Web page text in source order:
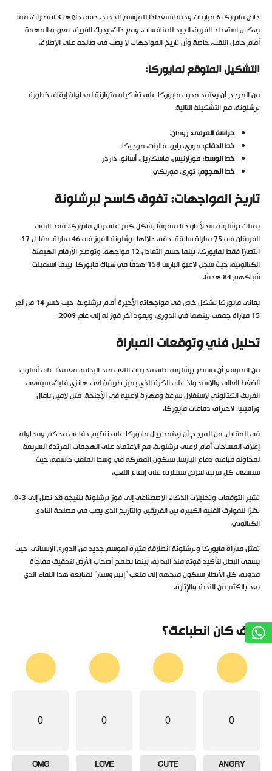
خاض مايوركا 6 مباريات ودية استعدادًا للموسم الجديد، حقق خلالها 3 انتصارات، مما
يعكس استعداد الفريق الجيد للمنافسات. ومع ذلك، يدرك الفريق صعوبة المهمة
أمام حامل اللقب، خاصة وأن تاريخ المواجهات لا يصب في صالحه على الإطلاق.
التشكيل المتوقع لمايوركا:
من المرجح أن يعتمد مدرب مايوركا على تشكيلة متوازنة لمحاولة إيقاف خطورة
برشلونة، مع التشكيلة التالية:
حراسة المرمى:رومان.
خط الدفاع:موري، رايو، فالينت، موجيكا.
خط الوسط:مورلانيس، ماسكاريل، أسانو، داردر.
خط الهجوم:توري، موريكي.
تاريخ المواجهات: تفوق كاسح لبرشلونة
يمتلك برشلونة سجلاً تاريخيًا متفوقًا بشكل كبير على ريال مايوركا. فقد التقى
الفريقان في 75 مباراة سابقة، حقق خلالها برشلونة الفوز في 46 مباراة، مقابل 17
انتصارًا فقط لمايوركا، بينما حسم التعادل 12 مواجهة. وتوضح الأرقام الهيمنة
الكتالونية، حيث سجل لاعبو البارسا 158 هدفًا في شباك مايوركا، بينما استقبلت
شباكهم 84 هدفًا.
يعاني مايوركا بشكل خاص في مواجهاته الأخيرة أمام برشلونة، حيث خسر 14 من آخر
15 مباراة جمعت بينهما في الدوري، ويعود آخر فوز له إلى عام 2009.
تحليل فني وتوقعات المباراة
من المتوقع أن يسيطر برشلونة على مجريات اللعب منذ البداية، معتمدًا على أسلوب
الضغط العالي والاستحواذ على الكرة الذي يميز طريقة لعب هانزي فليك. سيسعى
الفريق الكتالوني لاستغلال سرعة ومهارة لاعبيه في الأجنحة، مثل لامين يامال
ورافينيا، لاختراق دفاعات مايوركا.
في المقابل، من المرجح أن يعتمد ريال مايوركا على تنظيم دفاعي محكم ومحاولة
إغلاق المساحات أمام لاعبي برشلونة، مع الاعتماد على الهجمات المرتدة السريعة
لمحاولة مباغتة دفاع البارسا. ستكون المعركة في وسط الملعب حاسمة، حيث
سيسعى كل فريق لفرض سيطرته على إيقاع اللعب.
تشير التوقعات وتحليلات الذكاء الاصطناعي إلى فوز برشلونة بنتيجة قد تصل إلى 3-0،
نظرًا للفوارق الفنية الكبيرة بين الفريقين والتاريخ الذي يصب في مصلحة النادي
الكتالوني.
تمثل مباراة مايوركا وبرشلونة انطلاقة مثيرة لموسم جديد من الدوري الإسباني، حيث
يسعى البطل لتأكيد قوته منذ البداية، بينما يطمح أصحاب الأرض لتحقيق مفاجأة
مدوية. كل الأنظار ستكون متجهة إلى ملعب “إيبيروستار” لمتابعة هذا اللقاء الذي
يعد بالكثير من الندية والإثارة.
كيف كان انطباعك؟
0
ANGRY
0
CUTE
0
LOVE
0
OMG